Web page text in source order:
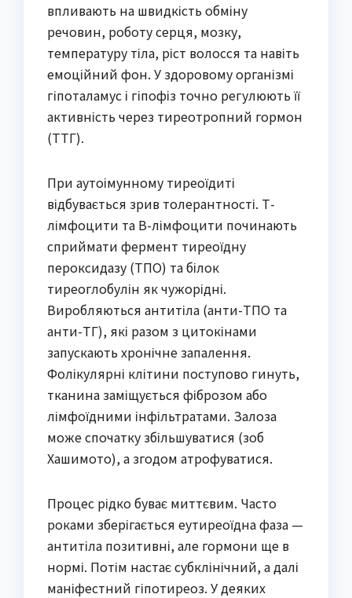
впливають на швидкість обміну
речовин, роботу серця, мозку,
температуру тіла, ріст волосся та навіть
емоційний фон. У здоровому організмі
гіпоталамус і гіпофіз точно регулюють її
активність через тиреотропний гормон
(ТТГ).
При аутоімунному тиреоїдиті
відбувається зрив толерантності. Т-
лімфоцити та В-лімфоцити починають
сприймати фермент тиреоїдну
пероксидазу (ТПО) та білок
тиреоглобулін як чужорідні.
Виробляються антитіла (анти-ТПО та
анти-ТГ), які разом з цитокінами
запускають хронічне запалення.
Фолікулярні клітини поступово гинуть,
тканина заміщується фіброзом або
лімфоїдними інфільтратами. Залоза
може спочатку збільшуватися (зоб
Хашимото), а згодом атрофуватися.
Процес рідко буває миттєвим. Часто
роками зберігається еутиреоїдна фаза —
антитіла позитивні, але гормони ще в
нормі. Потім настає субклінічний, а далі
маніфестний гіпотиреоз. У деяких